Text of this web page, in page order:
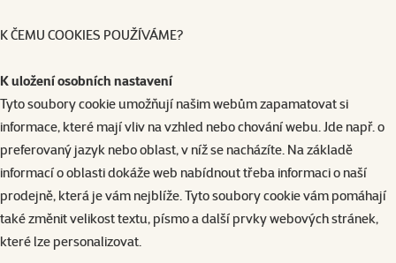
K ČEMU COOKIES POUŽÍVÁME?
K uložení osobních nastavení
Tyto soubory cookie umožňují našim webům zapamatovat si
informace, které mají vliv na vzhled nebo chování webu. Jde např. o
preferovaný jazyk nebo oblast, v níž se nacházíte. Na základě
informací o oblasti dokáže web nabídnout třeba informaci o naší
prodejně, která je vám nejblíže. Tyto soubory cookie vám pomáhají
také změnit velikost textu, písmo a další prvky webových stránek,
které lze personalizovat.